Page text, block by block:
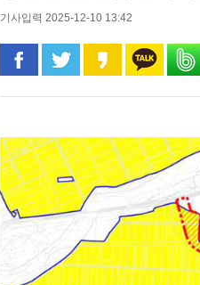
기사입력 2025-12-10 13:42
페이스북으로 공유
트위터로 공유카카오 스토
카카